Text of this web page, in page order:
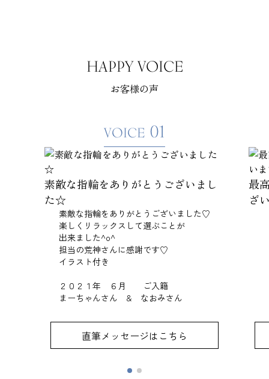
HAPPY VOICE
お客様の声
VOICE 01
素敵な指輪をありがとうございまし
た☆
素敵な指輪をありがとうございました♡
楽しくリラックスして選ぶことが
出来ました^o^
担当の荒神さんに感謝です♡
イラスト付き
２０２１年 ６月 ご入籍
まーちゃんさん & なおみさん
直筆メッセージはこちら
最
ざ